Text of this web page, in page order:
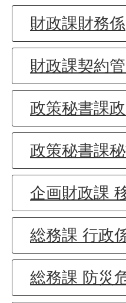
財政課財務係
財政課契約
政策秘書課
政策秘書課
企画財政課
総務課 行政
総務課 防災